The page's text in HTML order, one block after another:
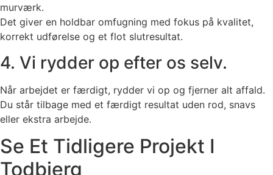
murværk.
Det giver en holdbar omfugning med fokus på kvalitet,
korrekt udførelse og et flot slutresultat.
4. Vi rydder op efter os selv.
Når arbejdet er færdigt, rydder vi op og fjerner alt affald.
Du står tilbage med et færdigt resultat uden rod, snavs
eller ekstra arbejde.
Se Et Tidligere Projekt I
Todbjerg